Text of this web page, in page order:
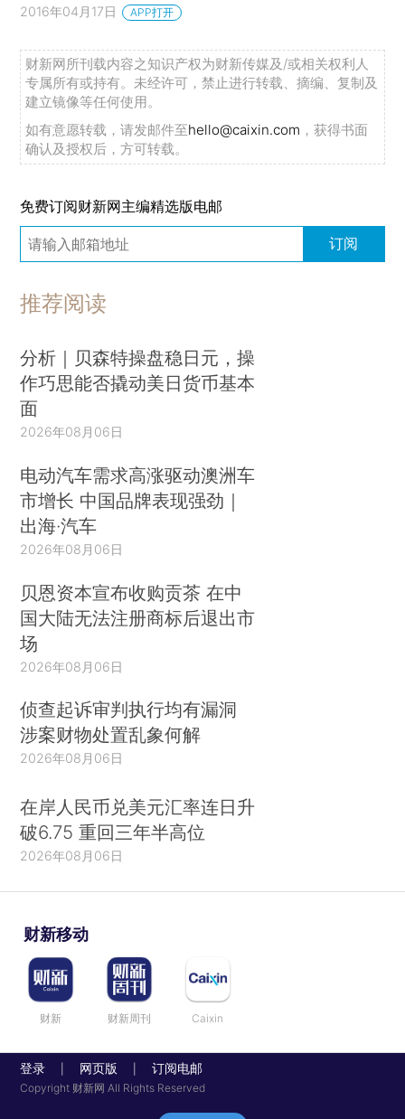
2016年04月17日 APP打开
财新网所刊载内容之知识产权为财新传媒及/或相关权利人
专属所有或持有。未经许可，禁止进行转载、摘编、复制及
建立镜像等任何使用。
如有意愿转载，请发邮件至hello@caixin.com ，获得书面
确认及授权后，方可转载。
免费订阅财新网主编精选版电邮
订阅
推荐阅读
分析｜贝森特操盘稳日元，操
作巧思能否撬动美日货币基本
面
2026年08月06日
电动汽车需求高涨驱动澳洲车
市增长 中国品牌表现强劲｜
出海·汽车
2026年08月06日
贝恩资本宣布收购贡茶 在中
国大陆无法注册商标后退出市
场
2026年08月06日
侦查起诉审判执行均有漏洞
涉案财物处置乱象何解
2026年08月06日
在岸人民币兑美元汇率连日升
破6.75 重回三年半高位
2026年08月06日
财新移动
财新 财新周刊 Caixin
登录 网页版 订阅电邮
Copyright 财新网 All Rights Reserved